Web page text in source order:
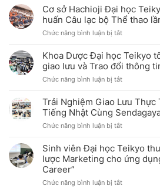
sở
Utsunomiya
tổ
chức
công
Sự
kiện
Open
tháng
7/2026
Cơ sở Hachioji Đại học
huấn Câu lạc bộ Thể thao
Chức năng bình luận bị tắtở
sở
Hachioji
Đại
học
tổ
chức
Khóa
tập
Câu
lạc
bộ
thao
Khoa Dược Đại học Teikyo
giao lưu và Trao đổi thông
Chức năng bình luận bị tắtở
Dược
Đại
học
Teikyo
chức
thành
công
giao
Trải Nghiệm Giao Lưu Thực
Tiếng Nhật Cùng
Chức năng bình luận bị tắtở
Nghiệm
Giao
Lưu
Tế
Sinh viên Đại học Teikyo
lược Marketing cho ứng
Career”
Chức năng bình luận bị tắtở